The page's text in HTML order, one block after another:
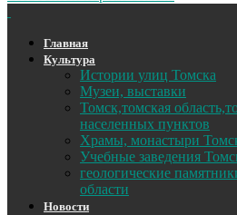
Главная
Культура
Истории улиц Томска
Музеи, выставки
Томск,томская
населенных пунктов
Храмы, монастыри
Учебные заведения
геологические
области
Новости